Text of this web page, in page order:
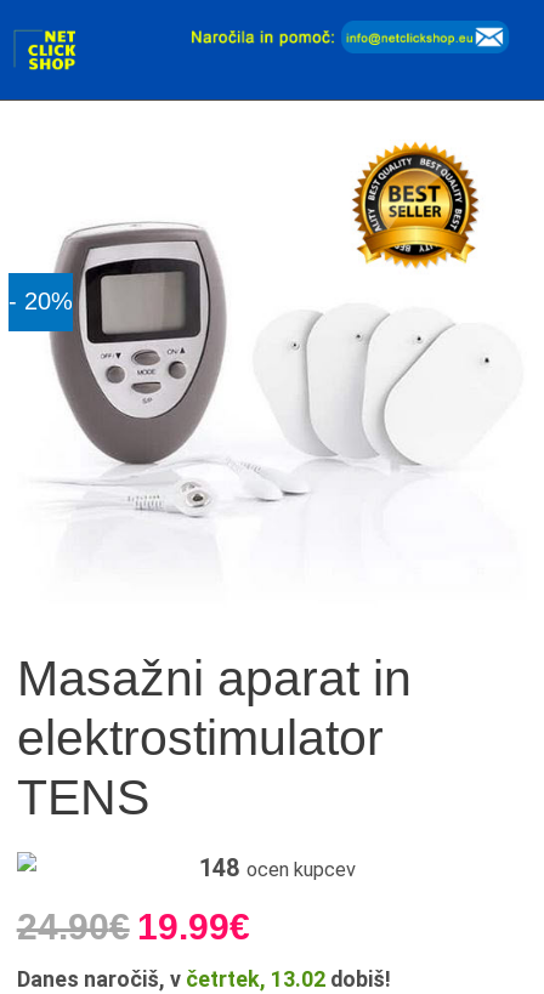
Dodaj v košarico
- 20%
Masažni aparat in
elektrostimulator
TENS
148 ocen kupcev
24.90€ 19.99€
Danes naročiš, v četrtek, 13.02dobiš!